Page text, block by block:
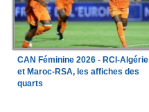
CAN Féminine 2026 - RCI-Algérie
et Maroc-RSA, les affiches des
quarts